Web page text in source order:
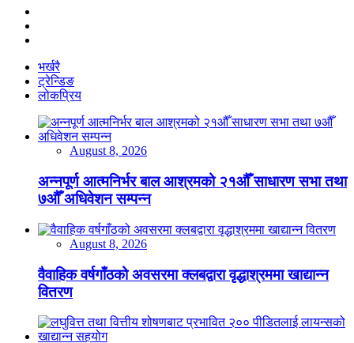
भर्खरै
ट्रेन्डिङ
लोकप्रिय
August 8, 2026
अन्नपूर्ण आत्मनिर्भर बाल आश्रमको २१औँ साधारण सभा तथा
७औँ अधिवेशन सम्पन्न
August 8, 2026
वैवाहिक वर्षगाँठको अवसरमा क्लबद्वारा वृद्धाश्रममा खाद्यान्न
वितरण